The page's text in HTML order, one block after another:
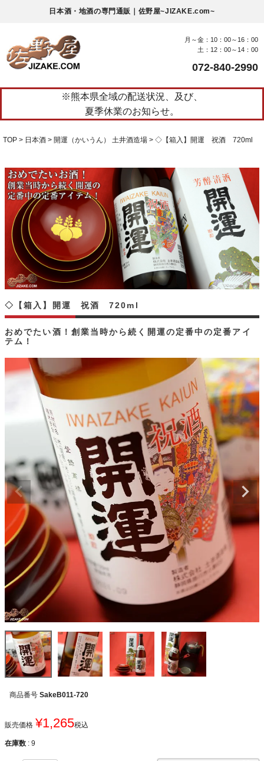
日本酒・地酒の専門通販｜佐野屋~JIZAKE.com~
月～金：10：00～16：00
土：12：00～14：00
072-840-2990
※熊本県全域の配送状況、及び、
夏季休業のお知らせ。
TOP 日本酒 開運（かいうん） 土井酒造場 ◇【箱入】開運 祝酒 720ml
おめでたい酒！創業当時から続く開運の定番中の定番アイ
テム！
◇【箱入】開運 祝酒 720ml
商品番号 SakeB011-720
販売価格 ¥1,265税込
在庫数 9